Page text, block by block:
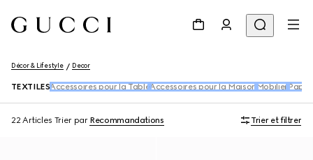
Décor & Lifestyle Decor
TEXTILES Accessoires pour la TableAccessoires pour la Maison Mobilier
22 Articles Trier par Recommandations Trier et filtrer